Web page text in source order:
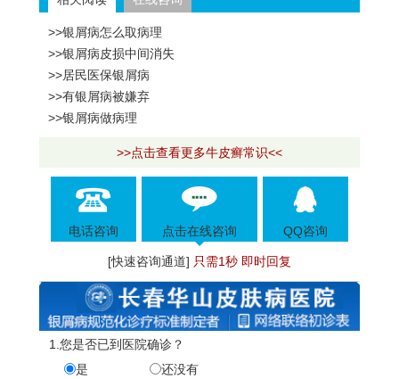
>>银屑病怎么取病理
>>银屑病皮损中间消失
>>居民医保银屑病
>>有银屑病被嫌弃
>>银屑病做病理
>>点击查看更多牛皮癣常识<<
电话咨询 点击在线咨询 QQ咨询
[快速咨询通道] 只需1秒 即时回复
1.您是否已到医院确诊？
是
还没有